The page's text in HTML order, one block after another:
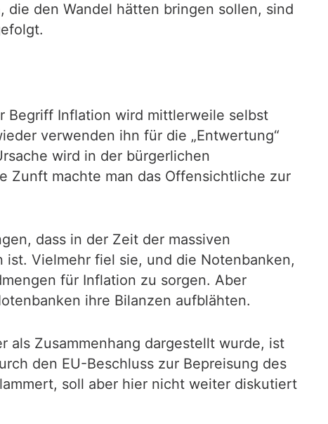
den Wandel hätten bringen sollen, sind
Begriff Inflation wird mittlerweile selbst
verwenden ihn für die „Entwertung“
wird in der bürgerlichen
Zunft machte man das Offensichtliche zur
dass in der Zeit der massiven
Vielmehr fiel sie, und die Notenbanken,
für Inflation zu sorgen. Aber
ihre Bilanzen aufblähten.
als Zusammenhang dargestellt wurde, ist
den EU-Beschluss zur Bepreisung des
soll aber hier nicht weiter diskutiert